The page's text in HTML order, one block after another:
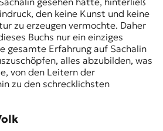
den keine Kunst und keine
zu erzeugen vermochte. Daher
Buchs nur ein einziges
gesamte Erfahrung auf Sachalin
alles abzubilden, was
von den Leitern der
zu den schrecklichsten